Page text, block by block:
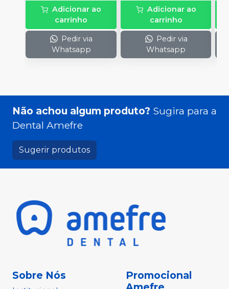
Adicionar ao
carrinho
Pedir via
Whatsapp
Adicionar ao
carrinho
Pedir via
Whatsapp
Não achou algum produto? Sugira para a
Dental Amefre
Sugerir produtos
Sobre Nós
Promocional